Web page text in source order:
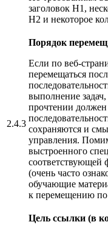
заголовок H1,
H2 и некоторое
2.4.3
Порядок
Если по веб-
перемещаться
выполнение
прочтении должен
сохраняются и
управления.
выстроенного
соответствующей
(очень часто
обучающие
к перемещению
Цель ссылки (в